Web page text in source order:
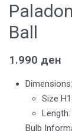
Ball
1.990 ден
Dimensions:
Size
Bulb